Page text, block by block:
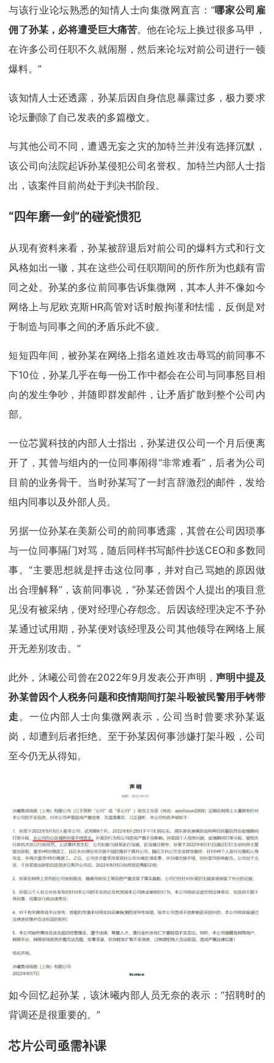
与该行业论坛熟悉的知情人士向集微网直言：“哪家公司雇
佣了孙某，必将遭受巨大痛苦。他在论坛上换过很多马甲，
在许多公司任职不久就闹掰，然后来论坛对前公司进行一顿
爆料。”
该知情人士还透露，孙某后因自身信息暴露过多，极力要求
论坛删除了自己发表的多篇檄文。
与其他公司不同，遭遇无妄之灾的加特兰并没有选择沉默，
该公司向法院起诉孙某侵犯公司名誉权。加特兰内部人士指
出，该案件目前尚处于判决书阶段。
“四年磨一剑”的碰瓷惯犯
从现有资料来看，孙某被辞退后对前公司的爆料方式和行文
风格如出一辙，其在这些公司任职期间的所作所为也颇有雷
同之处。孙某的多位前同事告诉集微网，其本人并不像如今
网络上与尼欧克斯HR高管对话时般拘谨和怯懦，反倒是对
于制造与同事之间的矛盾乐此不疲。
短短四年间，被孙某在网络上指名道姓攻击辱骂的前同事不
下10位，孙某几乎在每一份工作中都会在公司与同事怒目相
向的发生争吵，并随即群发邮件，让矛盾扩散到整个公司内
部。
一位芯翼科技的内部人士指出，孙某进仅公司一个月后便离
开了，其曾与组内的一位同事闹得“非常难看”，后者为公司
目前的业务骨干。当时孙某写了一封言辞激烈的邮件，发给
组内同事以及外部人员。
另据一位孙某在美新公司的前同事透露，其曾在公司因琐事
与一位同事隔门对骂，随后同样书写邮件抄送CEO和多数同
事。“主要思想就是抨击这位同事，并对自己骂她的原因做
出合理解释”，该前同事说，“孙某还曾因个人提出的项目意
见没有被采纳，便对经理心存怨念。后因该经理决定不予孙
某通过试用期，孙某便对该经理及公司其他领导在网络上展
开无差别攻击。”
此外，沐曦公司曾在2022年9月发表公开声明，声明中提及
孙某曾因个人税务问题和疫情期间打架斗殴被民警用手铐带
走。一位内部人士向集微网表示，公司当时曾要求孙某返
岗，却遭到后者拒绝。至于孙某因何事涉嫌打架斗殴，公司
至今仍无从得知。
如今回忆起孙某，该沐曦内部人员无奈的表示：“招聘时的
背调还是很重要的。”
芯片公司亟需补课